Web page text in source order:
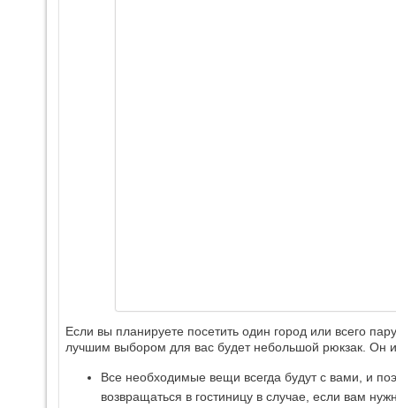
Если вы планируете посетить один город или всего
лучшим выбором для вас будет небольшой рюкзак. Он
Все необходимые вещи всегда будут с вами, и
возвращаться в гостиницу в случае, если вам